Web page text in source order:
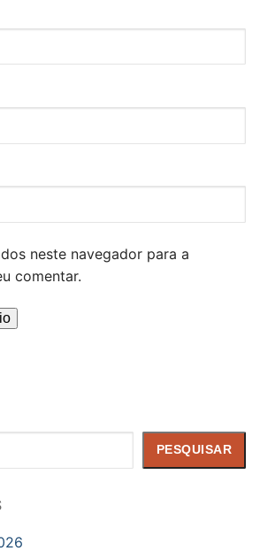
neste navegador para a
comentar.
PESQUISAR